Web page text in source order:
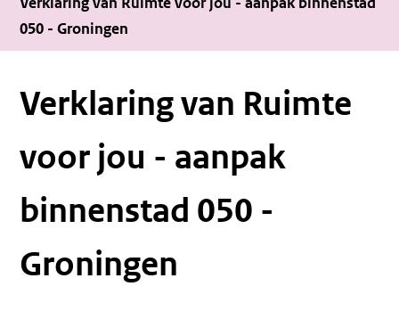
hier:
050 - Groningen
Verklaring van Ruimte
voor jou - aanpak
binnenstad 050 -
Groningen